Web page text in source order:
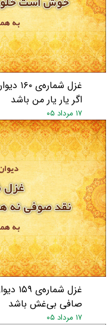
★★
غزل
اگر یار یار من باشد
۱۷ مرداد ۰۵
غزل
صافی بی‌غش باشد
۱۷ مرداد ۰۵